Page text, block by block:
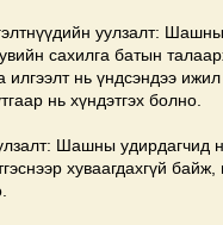
уулзалт: Шашны
сахилга батын
нь үндсэндээ
нь хүндэтгэх болно.
Шашны удирдагчид
хуваагдахгүй